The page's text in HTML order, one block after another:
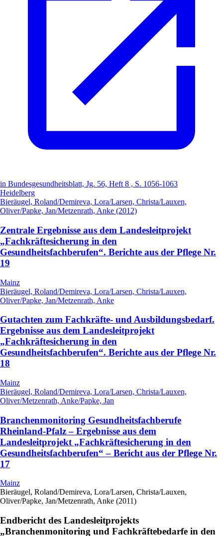
in Bundesgesundheitsblatt, Jg. 56, Heft 8 , S. 1056-1063
Heidelberg
Bieräugel, Roland/Demireva, Lora/Larsen, Christa/Lauxen,
Oliver/Papke, Jan/Metzenrath, Anke (2012)
Zentrale Ergebnisse aus dem Landesleitprojekt
„Fachkräftesicherung in den
Gesundheitsfachberufen“. Berichte aus der Pflege Nr.
19
Mainz
Bieräugel, Roland/Demireva, Lora/Larsen, Christa/Lauxen,
Oliver/Papke, Jan/Metzenrath, Anke
Gutachten zum Fachkräfte- und Ausbildungsbedarf.
Ergebnisse aus dem Landesleitprojekt
„Fachkräftesicherung in den
Gesundheitsfachberufen“. Berichte aus der Pflege Nr.
18
Mainz
Bieräugel, Roland/Demireva, Lora/Larsen, Christa/Lauxen,
Oliver/Metzenrath, Anke/Papke, Jan
Branchenmonitoring Gesundheitsfachberufe
Rheinland-Pfalz – Ergebnisse aus dem
Landesleitprojekt „Fachkräftesicherung in den
Gesundheitsfachberufen“ – Bericht aus der Pflege Nr.
17
Mainz
Bieräugel, Roland/Demireva, Lora/Larsen, Christa/Lauxen,
Oliver/Papke, Jan/Metzenrath, Anke (2011)
Endbericht des Landesleitprojekts
„Branchenmonitoring und Fachkräftebedarfe in den